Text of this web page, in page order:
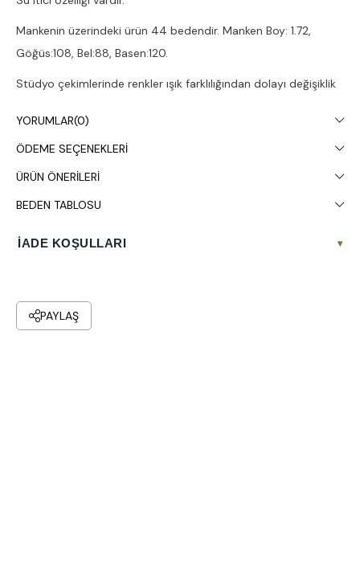
Mankenin üzerindeki ürün 44 bedendir. Manken Boy: 1.72,
Göğüs:108, Bel:88, Basen:120.
Stüdyo çekimlerinde renkler ışık farklılığından dolayı değişiklik
YORUMLAR(0)
ÖDEME SEÇENEKLERI
ÜRÜN ÖNERILERI
BEDEN TABLOSU
İADE KOŞULLARI ▾
PAYLAŞ